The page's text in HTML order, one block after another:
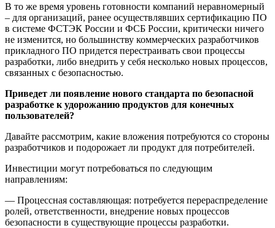
В то же время уровень готовности компаний неравномерный
– для организаций, ранее осуществлявших сертификацию ПО
в системе ФСТЭК России и ФСБ России, критически ничего
не изменится, но большинству коммерческих разработчиков
прикладного ПО придется перестраивать свои процессы
разработки, либо внедрить у себя несколько новых процессов,
связанных с безопасностью.
Приведет ли появление нового стандарта по безопасной
разработке к удорожанию продуктов для конечных
пользователей?
Давайте рассмотрим, какие вложения потребуются со стороны
разработчиков и подорожает ли продукт для потребителей.
Инвестиции могут потребоваться по следующим
направлениям:
— Процессная составляющая: потребуется перераспределение
ролей, ответственности, внедрение новых процессов
безопасности в существующие процессы разработки.